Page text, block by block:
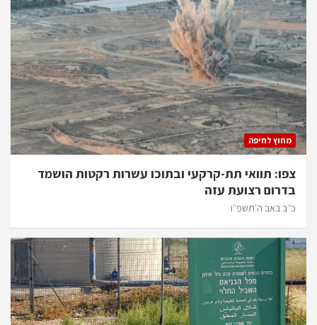
מחוץ לחיפה
צפו: תוואי תת-קרקעי ובתוכו עשרות רקטות הושמד
בדרום רצועת עזה
כ״ב באב ה׳תשפ״ו